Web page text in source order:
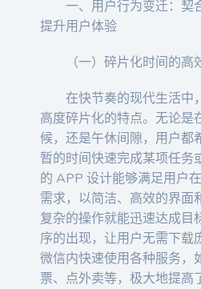
一、用户行为变迁：契
提升用户体验
（一）碎片化时间的高
在快节奏的现代生活中
高度碎片化的特点。无论是
候，还是午休间隙，用户都
暂的时间快速完成某项任务
的 APP 设计能够满足用户
需求，以简洁、高效的界面
复杂的操作就能迅速达成目
序的出现，让用户无需下载
微信内快速使用各种服务，
票、点外卖等，极大地提高